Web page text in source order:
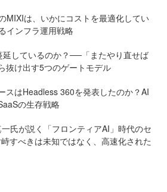
MIXIは、いかにコストを最適化してい
インフラ運用戦略
延しているのか？──「またやり直せば
抜け出す5つのゲートモデル
スはHeadless 360を発表したのか？AI
の生存戦略
氏が説く「フロンティアAI」時代のセ
すべきは未知ではなく、高速化された